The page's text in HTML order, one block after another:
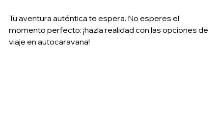
Tu aventura auténtica te espera. No esperes el
momento perfecto: ¡hazla realidad con las opciones de
viaje en autocaravana!